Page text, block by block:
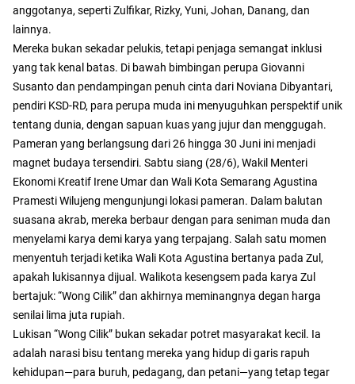
anggotanya, seperti Zulfikar, Rizky, Yuni, Johan, Danang, dan
lainnya.
Mereka bukan sekadar pelukis, tetapi penjaga semangat inklusi
yang tak kenal batas. Di bawah bimbingan perupa Giovanni
Susanto dan pendampingan penuh cinta dari Noviana Dibyantari,
pendiri KSD-RD, para perupa muda ini menyuguhkan perspektif unik
tentang dunia, dengan sapuan kuas yang jujur dan menggugah.
Pameran yang berlangsung dari 26 hingga 30 Juni ini menjadi
magnet budaya tersendiri. Sabtu siang (28/6), Wakil Menteri
Ekonomi Kreatif Irene Umar dan Wali Kota Semarang Agustina
Pramesti Wilujeng mengunjungi lokasi pameran. Dalam balutan
suasana akrab, mereka berbaur dengan para seniman muda dan
menyelami karya demi karya yang terpajang. Salah satu momen
menyentuh terjadi ketika Wali Kota Agustina bertanya pada Zul,
apakah lukisannya dijual. Walikota kesengsem pada karya Zul
bertajuk: “Wong Cilik” dan akhirnya meminangnya degan harga
senilai lima juta rupiah.
Lukisan “Wong Cilik” bukan sekadar potret masyarakat kecil. Ia
adalah narasi bisu tentang mereka yang hidup di garis rapuh
kehidupan—para buruh, pedagang, dan petani—yang tetap tegar